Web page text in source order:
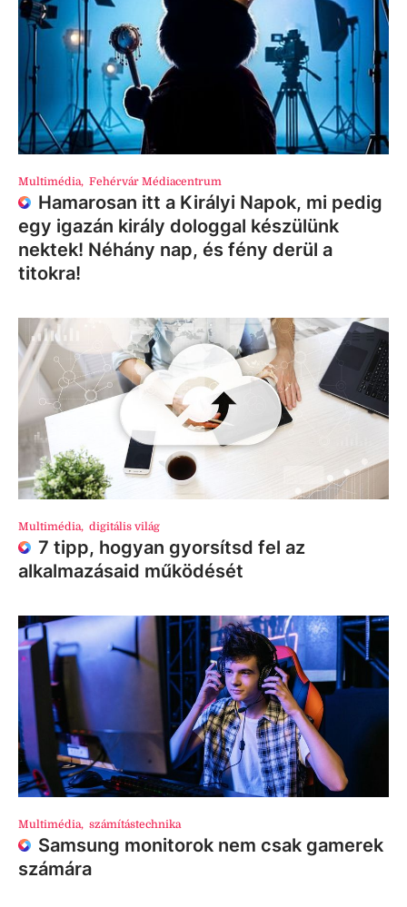
Multimédia, Fehérvár Médiacentrum
Hamarosan itt a Királyi Napok, mi pedig
egy igazán király dologgal készülünk
nektek! Néhány nap, és fény derül a
titokra!
Multimédia, digitális világ
7 tipp, hogyan gyorsítsd fel az
alkalmazásaid működését
Multimédia, számítástechnika
Samsung monitorok nem csak gamerek
számára